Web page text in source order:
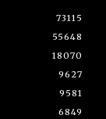
73115
55648
18070
9627
9581
6849